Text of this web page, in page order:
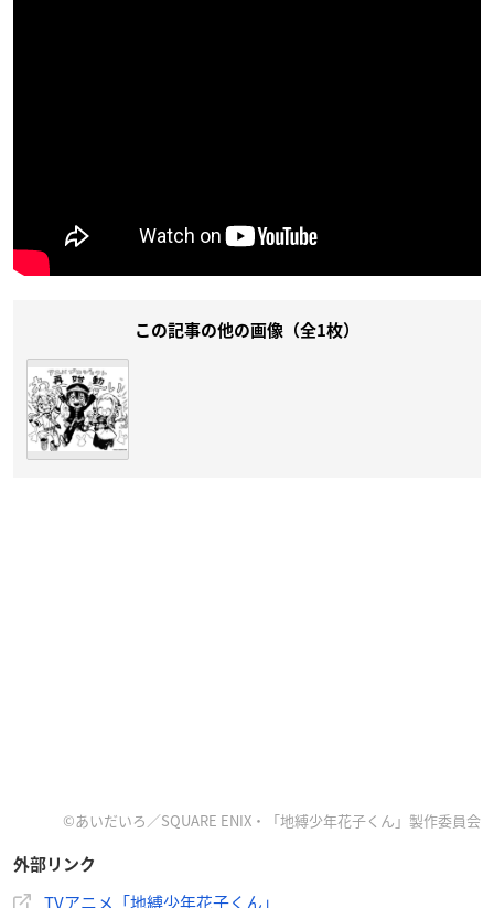
この記事の他の画像（全1枚）
©あいだいろ／SQUARE ENIX・「地縛少年花子くん」製作委員会
外部リンク
TVアニメ「地縛少年花子くん」